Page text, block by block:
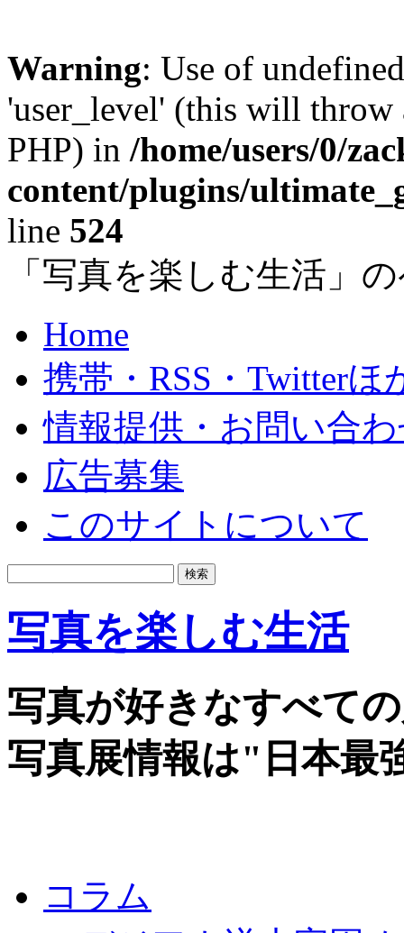
Warning: Use of
'user_level' (this will
PHP) in /home/users/0/
content/plugins/
line 524
「写真を楽しむ生活」
Home
携帯・RSS・Twitterほ
情報提供・お問い合
広告募集
このサイトについて
写真を楽しむ生活
写真が好きなすべて
写真展情報は"日本最
コラム